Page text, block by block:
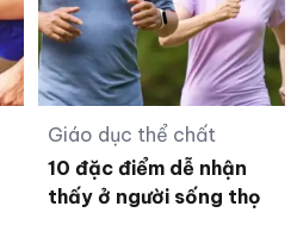
Giáo dục thể chất
10 đặc điểm dễ nhận
thấy ở người sống thọ